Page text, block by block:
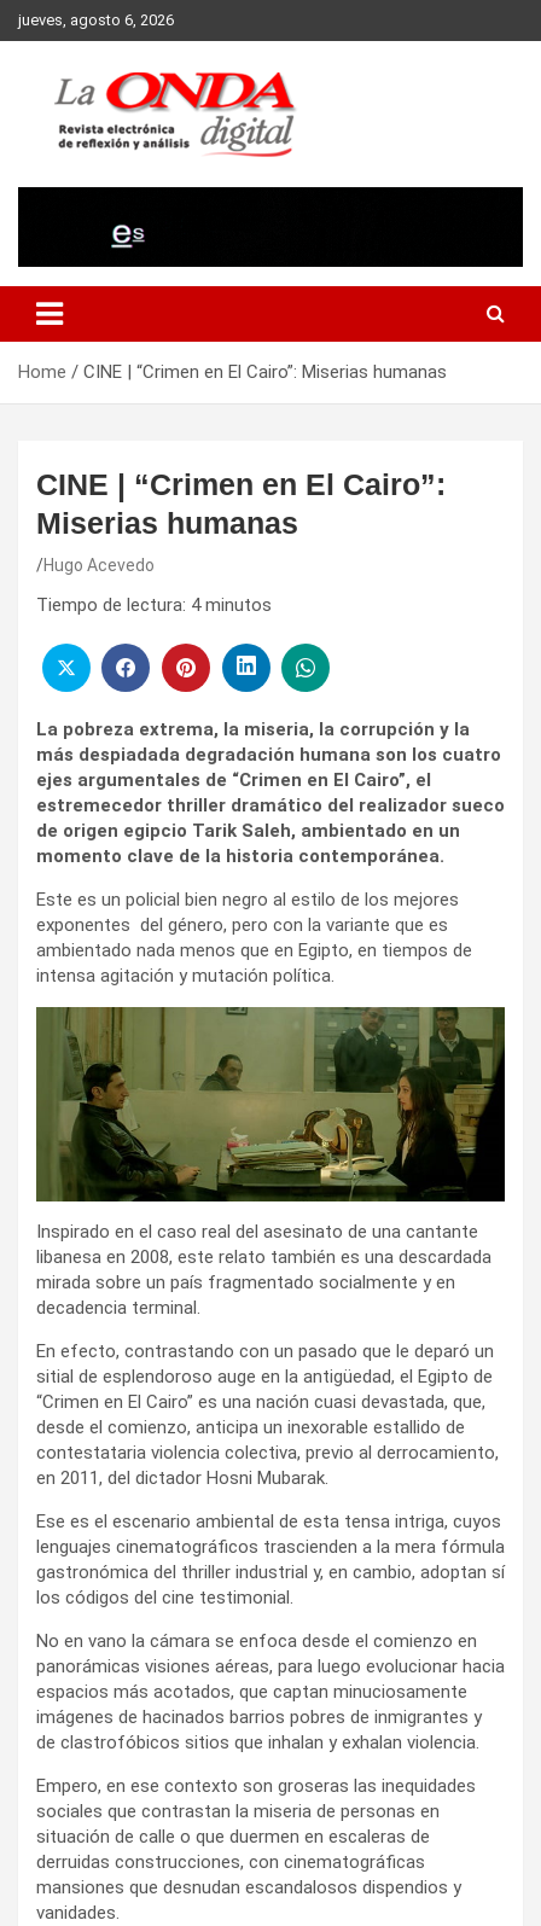
Skip
to
jueves, agosto 6, 2026
Home CINE | “Crimen en El Cairo”: Miserias humanas
CINE | “Crimen en El Cairo”:
Miserias humanas
Hugo Acevedo
Tiempo de lectura: 4 minutos
La pobreza extrema, la miseria, la corrupción y la
más despiadada degradación humana son los cuatro
ejes argumentales de “Crimen en El Cairo”, el
estremecedor thriller dramático del realizador sueco
de origen egipcio Tarik Saleh, ambientado en un
momento clave de la historia contemporánea.
Este es un policial bien negro al estilo de los mejores
exponentes del género, pero con la variante que es
ambientado nada menos que en Egipto, en tiempos de
intensa agitación y mutación política.
Inspirado en el caso real del asesinato de una cantante
libanesa en 2008, este relato también es una descardada
mirada sobre un país fragmentado socialmente y en
decadencia terminal.
En efecto, contrastando con un pasado que le deparó un
sitial de esplendoroso auge en la antigüedad, el Egipto de
“Crimen en El Cairo” es una nación cuasi devastada, que,
desde el comienzo, anticipa un inexorable estallido de
contestataria violencia colectiva, previo al derrocamiento,
en 2011, del dictador Hosni Mubarak.
Ese es el escenario ambiental de esta tensa intriga, cuyos
lenguajes cinematográficos trascienden a la mera fórmula
gastronómica del thriller industrial y, en cambio, adoptan sí
los códigos del cine testimonial.
No en vano la cámara se enfoca desde el comienzo en
panorámicas visiones aéreas, para luego evolucionar hacia
espacios más acotados, que captan minuciosamente
imágenes de hacinados barrios pobres de inmigrantes y
de clastrofóbicos sitios que inhalan y exhalan violencia.
Empero, en ese contexto son groseras las inequidades
sociales que contrastan la miseria de personas en
situación de calle o que duermen en escaleras de
derruidas construcciones, con cinematográficas
mansiones que desnudan escandalosos dispendios y
vanidades.